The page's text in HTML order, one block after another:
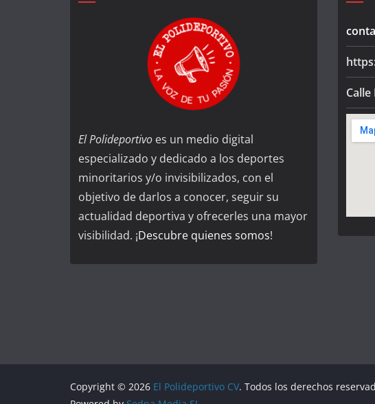
El Polideportivo es un medio digital
especializado y dedicado a los deportes
minoritarios y/o invisibilizados, con el
objetivo de darlos a conocer, seguir su
actualidad deportiva y ofrecerles una mayor
visibilidad. ¡Descubre quienes somos!
Copyright © 2026 El Polideportivo CV. Todos los derechos